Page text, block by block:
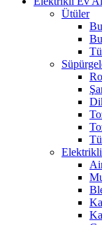
Ütüler